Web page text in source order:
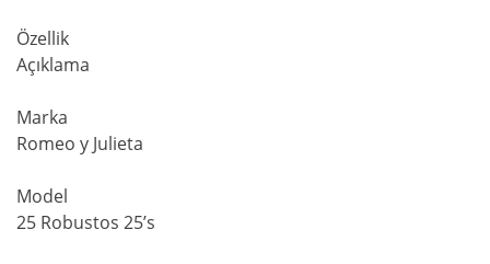
Özellik
Açıklama
Marka
Romeo y Julieta
Model
25 Robustos 25’s